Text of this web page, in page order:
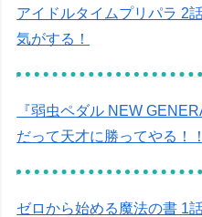
アイドルタイムプリパラ 2
気がする！
『弱虫ペダル NEW
だって天才に勝ってやる！！
ゼロから始める魔法の書 1